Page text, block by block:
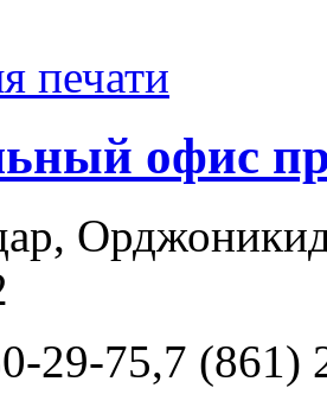
печати
офис
29-75,7 (861)